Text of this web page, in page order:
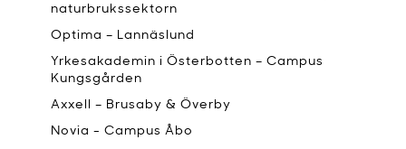
naturbrukssektorn
Optima – Lannäslund
Yrkesakademin i Österbotten – Campus
Kungsgården
Axxell – Brusaby & Överby
Novia - Campus Åbo